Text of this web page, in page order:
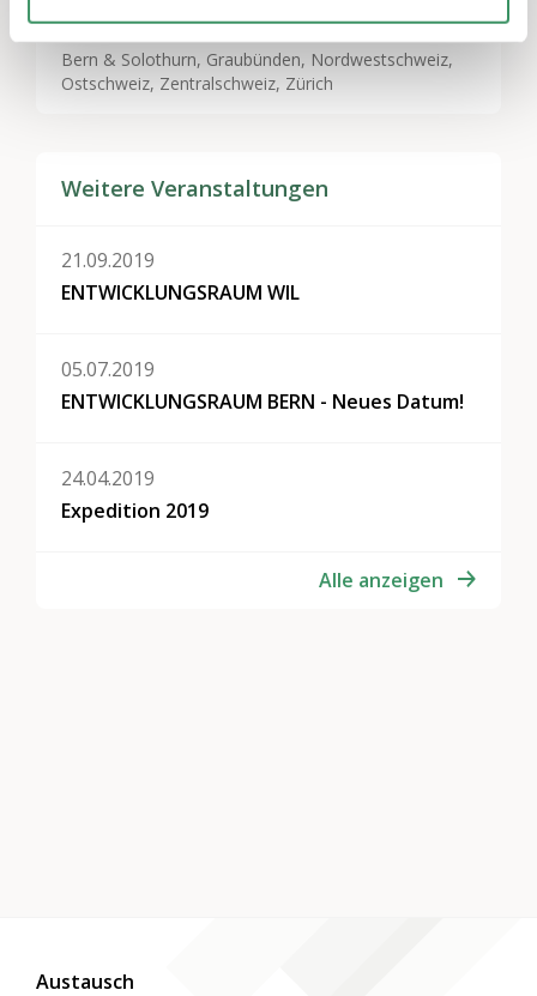
Regionen
Bern & Solothurn, Graubünden, Nordwestschweiz,
Ostschweiz, Zentralschweiz, Zürich
Weitere Veranstaltungen
21.09.2019
ENTWICKLUNGSRAUM WIL
05.07.2019
ENTWICKLUNGSRAUM BERN - Neues Datum!
24.04.2019
Expedition 2019
Alle anzeigen
Austausch